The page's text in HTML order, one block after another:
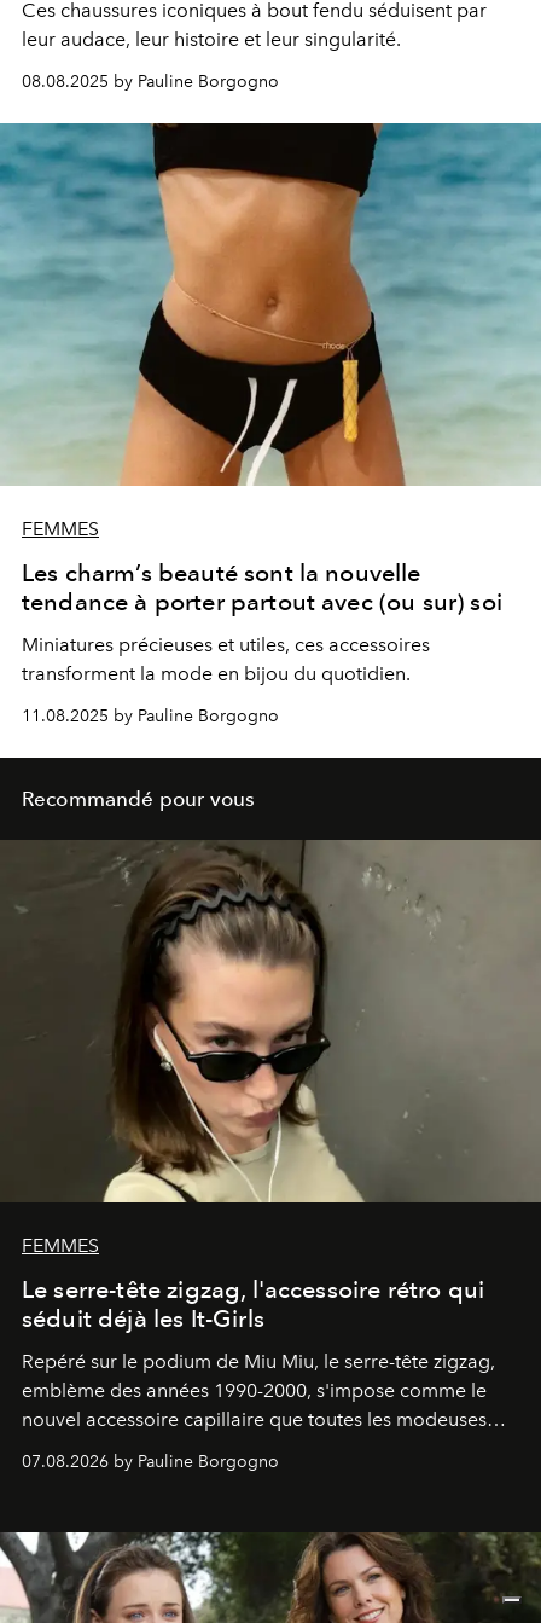
Ces chaussures iconiques à bout fendu séduisent par
leur audace, leur histoire et leur singularité.
08.08.2025 by Pauline Borgogno
FEMMES
Les charm’s beauté sont la nouvelle
tendance à porter partout avec (ou sur) soi
Miniatures précieuses et utiles, ces accessoires
transforment la mode en bijou du quotidien.
11.08.2025 by Pauline Borgogno
Recommandé pour vous
FEMMES
Le serre-tête zigzag, l'accessoire rétro qui
séduit déjà les It-Girls
Repéré sur le podium de Miu Miu, le serre-tête zigzag,
emblème des années 1990-2000, s'impose comme le
nouvel accessoire capillaire que toutes les modeuses
s'arrachent déjà.
07.08.2026 by Pauline Borgogno